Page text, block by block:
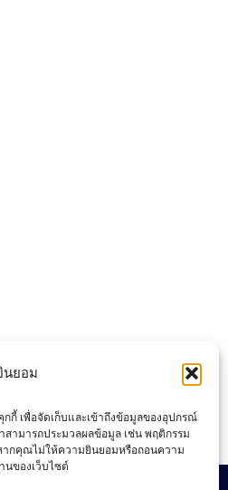
นยอม
กี้ เพื่อจัดเก็บและเข้าถึงข้อมูลของอุปกรณ์
สามารถประมวลผลข้อมูล เช่น พฤติกรรม
ากคุณไม่ให้ความยินยอมหรือถอนความ
ของเว็บไซต์